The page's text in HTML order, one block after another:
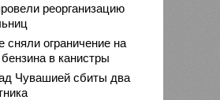
реорганизацию
сняли ограничение на
в канистры
Чувашией сбиты два